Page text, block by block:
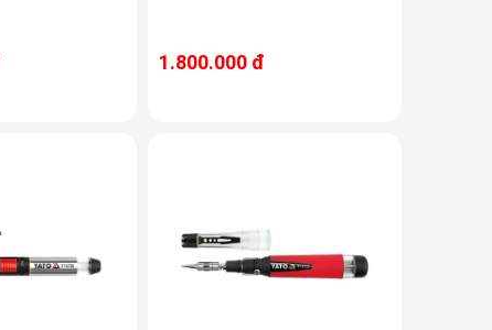
1.800.000 đ